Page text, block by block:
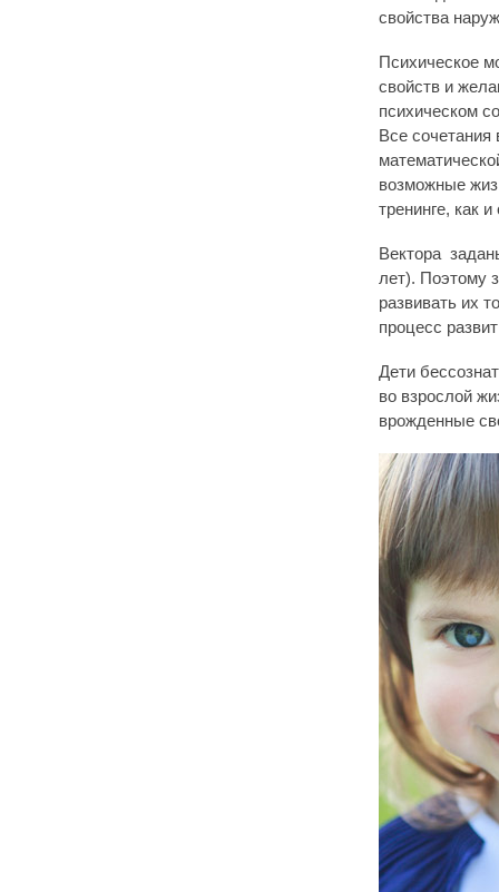
свойства
Психическое
свойств и
психическом
Все сочетания
возможные
тренинге, как
Вектора
лет). Поэтому
развивать их
процесс
Дети
во взрослой
врожденные